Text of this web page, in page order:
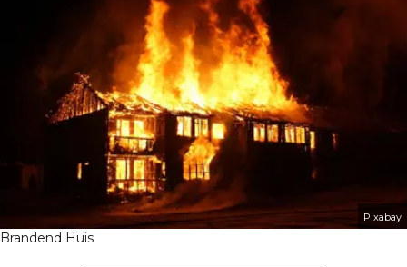
Pixabay
Brandend Huis